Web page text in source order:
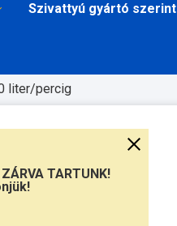
TARTUNK!
Szivattyú gyártó szerint
liter/percig